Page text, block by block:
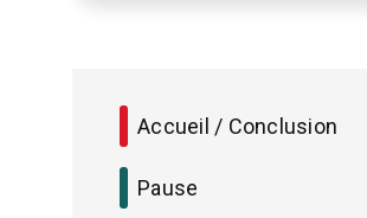
Accueil / Conclusion
Pause